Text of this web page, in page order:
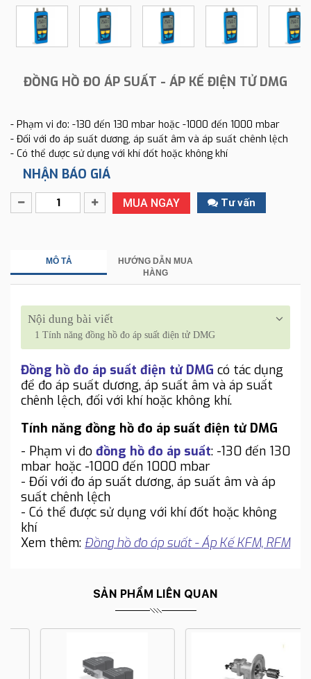
ĐỒNG HỒ ĐO ÁP SUẤT - ÁP KẾ ĐIỆN TỬ DMG
- Phạm vi đo: -130 đến 130 mbar hoặc -1000 đến 1000 mbar
- Đối với đo áp suất dương, áp suất âm và áp suất chênh lệch
- Có thể được sử dụng với khí đốt hoặc không khí
NHẬN BÁO GIÁ
MUA NGAY Tư vấn
MÔ TẢ
HƯỚNG DẪN MUA
HÀNG
Nội dung bài viết
1 Tính năng đồng hồ đo áp suất điện tử DMG
Đồng hồ đo áp suất điện tử DMG có tác dụng
để đo áp suất dương, áp suất âm và áp suất
chênh lệch, đối với khí hoặc không khí.
Tính năng đồng hồ đo áp suất điện tử DMG
- Phạm vi đo đồng hồ đo áp suất: -130 đến 130
mbar hoặc -1000 đến 1000 mbar
- Đối với đo áp suất dương, áp suất âm và áp
suất chênh lệch
- Có thể được sử dụng với khí đốt hoặc không
khí
Xem thêm: Đồng hồ đo áp suất - Áp Kế KFM, RFM
SẢN PHẨM LIÊN QUAN